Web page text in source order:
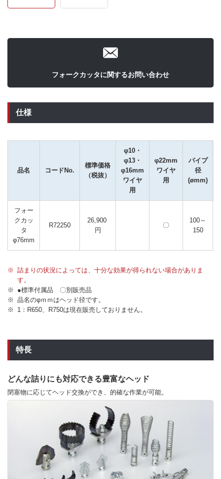
フォークカッタに関するお問い合わせ
仕様
品名 コードNo.
標準価格
（税抜）
φ10・
φ13・
φ16mm
ワイヤ
用
φ22mm
ワイヤ
用
パイプ
径
(ømm)
フォー
クカッ
タ
φ76mm
R72250
26,900
円
〇
100～
150
詰まりの状況によっては、十分な効果が得られない場合がありま
す。
●標準付属品 〇別販売品
品名のφｍｍはヘッド径です。
1：R650、R750は現在販売しておりません。
特長
どんな詰りにも対応できる豊富なヘッド
閉塞物に応じてヘッド交換ができ、的確な作業が可能。